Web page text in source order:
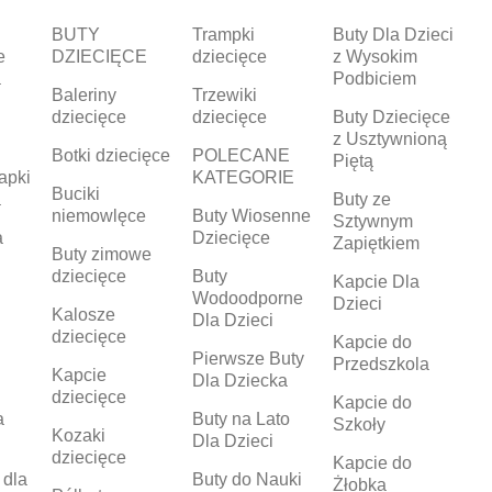
BUTY
DZIECIĘCE
Baleriny
dziecięce
Botki dziecięce
Buciki
niemowlęce
Buty zimowe
dziecięce
Kalosze
dziecięce
Kapcie
dziecięce
Kozaki
dziecięce
Trampki
dziecięce
Trzewiki
dziecięce
POLECANE
KATEGORIE
Buty Wiosenne
Dziecięce
Buty
Wodoodporne
Dla Dzieci
Pierwsze Buty
Dla Dziecka
Buty na Lato
Dla Dzieci
Buty do Nauki
Buty Dla Dzieci
z Wysokim
Podbiciem
Buty Dziecięce
z Usztywnioną
Piętą
Buty ze
Sztywnym
Zapiętkiem
Kapcie Dla
Dzieci
Kapcie do
Przedszkola
Kapcie do
Szkoły
Kapcie do
Żłobka